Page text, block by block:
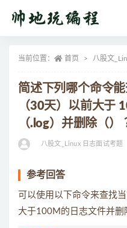
当前位置： 首页 八股文
简述下列哪个命令
（30天）以前大于
（.log）并删除（）
八股文_Linux 日志面试考题
参考回答
可以使用以下命令来查找
大于100M的日志文件并删